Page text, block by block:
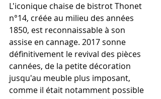
L'iconique chaise de bistrot Thonet
n°14, créée au milieu des années
1850, est reconnaissable à son
assise en cannage. 2017 sonne
définitivement le revival des pièces
cannées, de la petite décoration
jusqu'au meuble plus imposant,
comme il était notamment possible